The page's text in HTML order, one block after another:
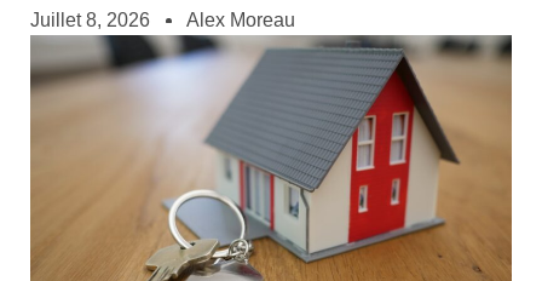
Juillet 8, 2026 Alex Moreau